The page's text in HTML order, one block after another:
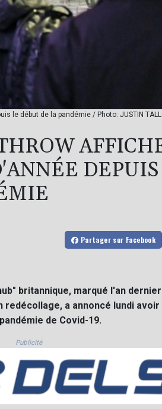
le début de la pandémie / Photo: JUSTIN
Partager sur Facebook
britannique, marqué l'an
a annoncé lundi
de Covid-19.
Publicité